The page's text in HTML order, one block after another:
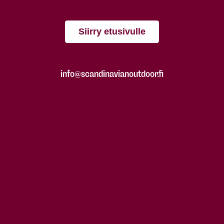
Siirry etusivulle
info@scandinavianoutdoor.fi